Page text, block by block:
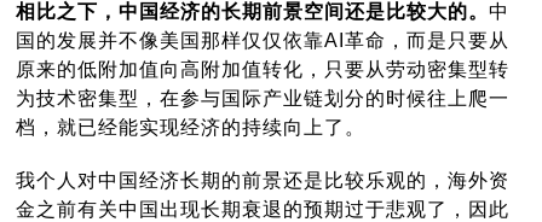
相比之下，中国经济的长期前景空间还是比较大的。中
国的发展并不像美国那样仅仅依靠AI革命，而是只要从
原来的低附加值向高附加值转化，只要从劳动密集型转
为技术密集型，在参与国际产业链划分的时候往上爬一
档，就已经能实现经济的持续向上了。
我个人对中国经济长期的前景还是比较乐观的，海外资
金之前有关中国出现长期衰退的预期过于悲观了，因此